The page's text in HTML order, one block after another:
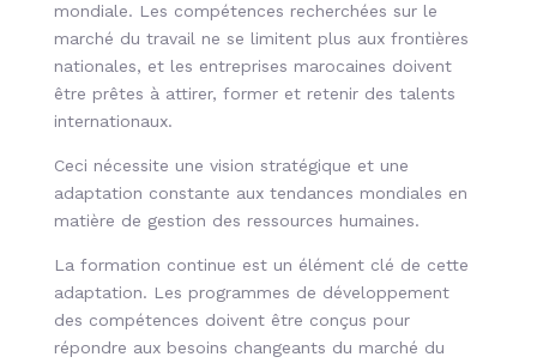
mondiale. Les compétences recherchées sur le
marché du travail ne se limitent plus aux frontières
nationales, et les entreprises marocaines doivent
être prêtes à attirer, former et retenir des talents
internationaux.
Ceci nécessite une vision stratégique et une
adaptation constante aux tendances mondiales en
matière de gestion des ressources humaines.
La formation continue est un élément clé de cette
adaptation. Les programmes de développement
des compétences doivent être conçus pour
répondre aux besoins changeants du marché du